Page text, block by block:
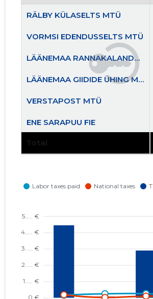
RÄLBY KÜLASELTS MTÜ
VORMSI EDENDUSSELTS MTÜ
LÄÄNEMAA RANNAKALANDUSE SELTS MTÜ
LÄÄNEMAA GIIDIDE ÜHING MTÜ
VERSTAPOST MTÜ
ENE SARAPUU FIE
EESTI GIIDIDE LIIT MTÜ
HAAPSALU LINN, KALURI TN 24 KORTERIÜHISTU
Total